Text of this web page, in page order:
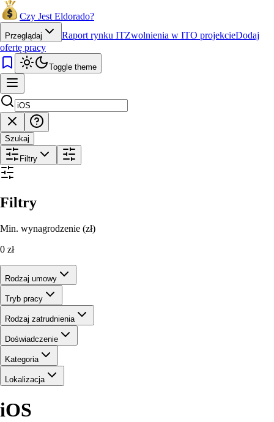
Czy Jest Eldorado?
Przeglądaj Raport rynku ITZwolnienia w ITO projekcieDodaj
ofertę pracy
Toggle theme
Szukaj
Filtry
Filtry
Min. wynagrodzenie (zł)
0 zł
Rodzaj umowy
Tryb pracy
Rodzaj zatrudnienia
Doświadczenie
Kategoria
Lokalizacja
iOS